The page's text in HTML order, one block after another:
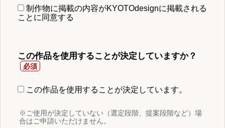
制作物に掲載の内容がKYOTOdesignに掲載される
ことに同意する
この作品を使用することが決定していますか？
この作品を使用することが決定しています。
※ご使用が決定していない（選定段階、提案段階など）場
合はご申請いただけません。